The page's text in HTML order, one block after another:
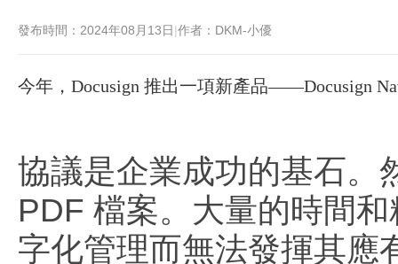
發布時間： 2024年08月13日 |作者：DKM-小優
今年，Docusign 推出一項新產品——Docusign
協議是企業成功的基石。
PDF 檔案。大量的時間
字化管理而無法發揮其應